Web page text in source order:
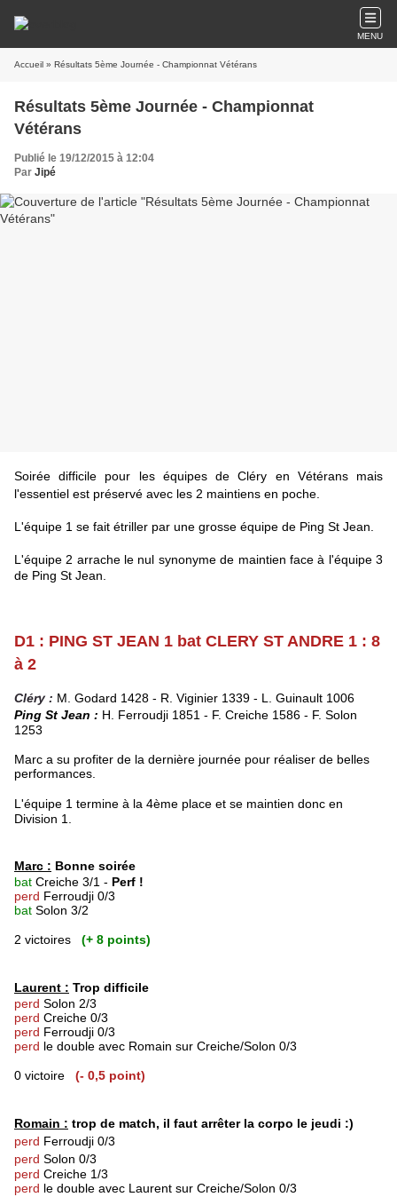
MENU
Accueil » Résultats 5ème Journée - Championnat Vétérans
Résultats 5ème Journée - Championnat
Vétérans
Publié le 19/12/2015 à 12:04
Par Jipé
Soirée difficile pour les équipes de Cléry en Vétérans mais
l'essentiel est préservé avec les 2 maintiens en poche.
L'équipe 1 se fait étriller par une grosse équipe de Ping St Jean.
L 'équipe 2 arrache le nul synonyme de maintien face à l'équipe 3
de Ping St Jean.
D1 : PING ST JEAN 1 bat CLERY ST ANDRE 1 : 8
à 2
Cléry : M. Godard 1428 - R. Viginier 1339 - L. Guinault 1006
Ping St Jean : H. Ferroudji 1851 - F. Creiche 1586 - F. Solon
1253
Marc a su profiter de la dernière journée pour réaliser de belles
performances.
L'équipe 1 termine à la 4ème place et se maintien donc en
Division 1.
Marc : Bonne soirée
bat Creiche 3/1 - Perf !
perd Ferroudji 0/3
bat Solon 3/2
2 victoires (+ 8 points)
Laurent : Trop difficile
perd Solon 2/3
perd Creiche 0/3
perd Ferroudji 0/3
perd le double avec Romain sur Creiche/Solon 0/3
0 victoire (- 0,5 point)
Romain : trop de match, il faut arrêter la corpo le jeudi :)
perd Ferroudji 0/3
perd Solon 0/3
perd Creiche 1/3
perd le double avec Laurent sur Creiche/Solon 0/3